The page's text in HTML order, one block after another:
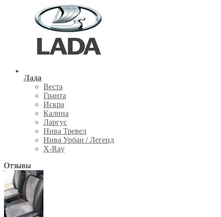
Лада
Веста
Гранта
Искра
Калина
Ларгус
Нива Тревел
Нива Урбан / Легенд
X-Ray
Отзывы